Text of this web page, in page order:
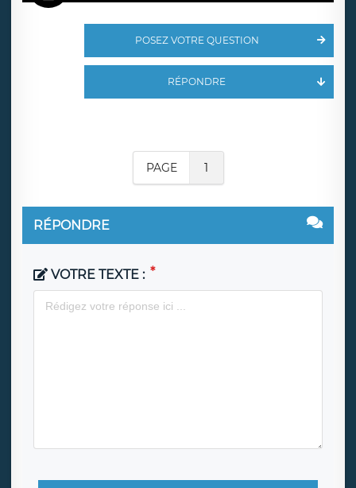
POSEZ VOTRE QUESTION
RÉPONDRE
PAGE 1
RÉPONDRE
VOTRE TEXTE :